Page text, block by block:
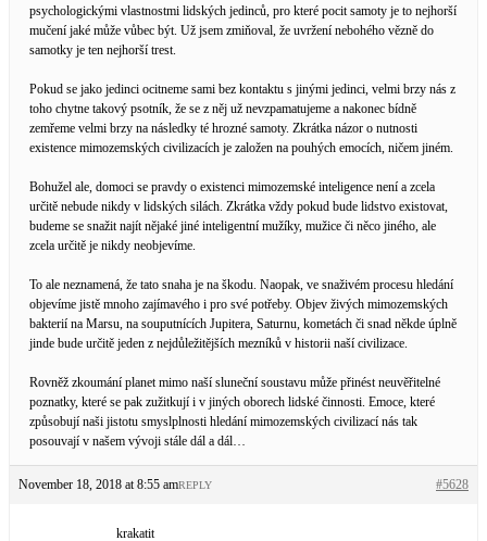
psychologickými vlastnostmi lidských jedinců, pro které pocit samoty je to nejhorší
mučení jaké může vůbec být. Už jsem zmiňoval, že uvržení nebohého vězně do
samotky je ten nejhorší trest.
Pokud se jako jedinci ocitneme sami bez kontaktu s jinými jedinci, velmi brzy nás z
toho chytne takový psotník, že se z něj už nevzpamatujeme a nakonec bídně
zemřeme velmi brzy na následky té hrozné samoty. Zkrátka názor o nutnosti
existence mimozemských civilizacích je založen na pouhých emocích, ničem jiném.
Bohužel ale, domoci se pravdy o existenci mimozemské inteligence není a zcela
určitě nebude nikdy v lidských silách. Zkrátka vždy pokud bude lidstvo existovat,
budeme se snažit najít nějaké jiné inteligentní mužíky, mužice či něco jiného, ale
zcela určitě je nikdy neobjevíme.
To ale neznamená, že tato snaha je na škodu. Naopak, ve snaživém procesu hledání
objevíme jistě mnoho zajímavého i pro své potřeby. Objev živých mimozemských
bakterií na Marsu, na souputnících Jupitera, Saturnu, kometách či snad někde úplně
jinde bude určitě jeden z nejdůležitějších mezníků v historii naší civilizace.
Rovněž zkoumání planet mimo naší sluneční soustavu může přinést neuvěřitelné
poznatky, které se pak zužitkují i v jiných oborech lidské činnosti. Emoce, které
způsobují naši jistotu smyslplnosti hledání mimozemských civilizací nás tak
posouvají v našem vývoji stále dál a dál…
November 18, 2018 at 8:55 am #5628
REPLY
krakatit